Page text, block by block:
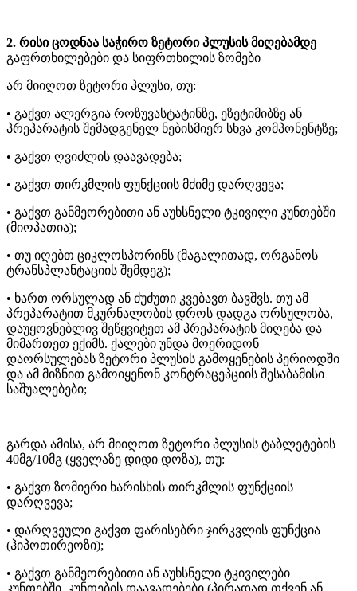
2. რისი ცოდნაა საჭირო ზეტორი პლუსის მიღებამდე
გაფრთხილებები და სიფრთხილის ზომები
არ მიიღოთ ზეტორი პლუსი, თუ:
• გაქვთ ალერგია როზუვასტატინზე, ეზეტიმიბზე ან
პრეპარატის შემადგენელ ნებისმიერ სხვა კომპონენტზე;
• გაქვთ ღვიძლის დაავადება;
• გაქვთ თირკმლის ფუნქციის მძიმე დარღვევა;
• გაქვთ განმეორებითი ან აუხსნელი ტკივილი კუნთებში
(მიოპათია);
• თუ იღებთ ციკლოსპორინს (მაგალითად, ორგანოს
ტრანსპლანტაციის შემდეგ);
• ხართ ორსულად ან ძუძუთი კვებავთ ბავშვს. თუ ამ
პრეპარატით მკურნალობის დროს დადგა ორსულობა,
დაუყოვნებლივ შეწყვიტეთ ამ პრეპარატის მიღება და
მიმართეთ ექიმს. ქალები უნდა მოერიდონ
დაორსულებას ზეტორი პლუსის გამოყენების პერიოდში
და ამ მიზნით გამოიყენონ კონტრაცეპციის შესაბამისი
საშუალებები;
გარდა ამისა, არ მიიღოთ ზეტორი პლუსის ტაბლეტების
40მგ/10მგ (ყველაზე დიდი დოზა), თუ:
• გაქვთ ზომიერი ხარისხის თირკმლის ფუნქციის
დარღვევა;
• დარღვეული გაქვთ ფარისებრი ჯირკვლის ფუნქცია
(ჰიპოთირეოზი);
• გაქვთ განმეორებითი ან აუხსნელი ტკივილები
კუნთებში, კუნთების დაავადებები (პირადად თქვენ ან